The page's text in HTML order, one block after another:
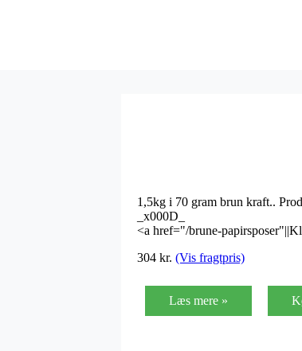
1,5kg i 70 gram brun kraft..
_x000D_
<a href="/brune-
304 kr. (Vis fragtpris)
Læs mere »